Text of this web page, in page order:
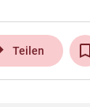
Teilen